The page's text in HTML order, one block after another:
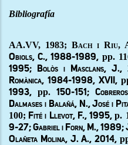
Bibliografía
AA.VV, 1983; Bach i Riu,
Obiols, C., 1988-1989, pp.
1995; Bolòs i Masclans, J.,
Romànica, 1984-1998, XVII,
1993, pp. 150-151;
Dalmases i Balañá, N., José i
100; Fité i Llevot, F., 1995,p.
9-27; Gabriel i Forn, M., 1989;
Olañeta Molina, J. A., 2014,